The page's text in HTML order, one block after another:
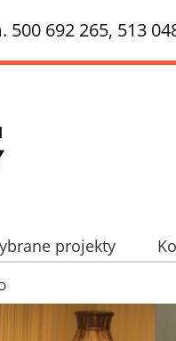
692 265, 513
projekty
akumulacyjne,